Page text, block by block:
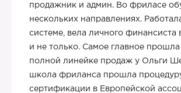
продажник и админ. Во фриласе
нескольких направлениях.
системе, вела личного финансиста
и не только. Самое главное
полной линейке продаж у Ольги
школа фриланса прошла
сертификации в Европейской